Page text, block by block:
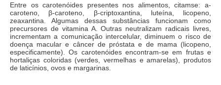
Entre os carotenóides presentes nos alimentos, citamse: a-
caroteno, β-caroteno, β-criptoxantina, luteína, licopeno,
zeaxantina. Algumas dessas substâncias funcionam como
precursores de vitamina A. Outras neutralizam radicais livres,
incrementam a comunicação intercelular, diminuem o risco de
doença macular e câncer de próstata e de mama (licopeno,
especificamente). Os carotenóides encontram-se em frutas e
hortaliças coloridas (verdes, vermelhas e amarelas), produtos
de laticínios, ovos e margarinas.